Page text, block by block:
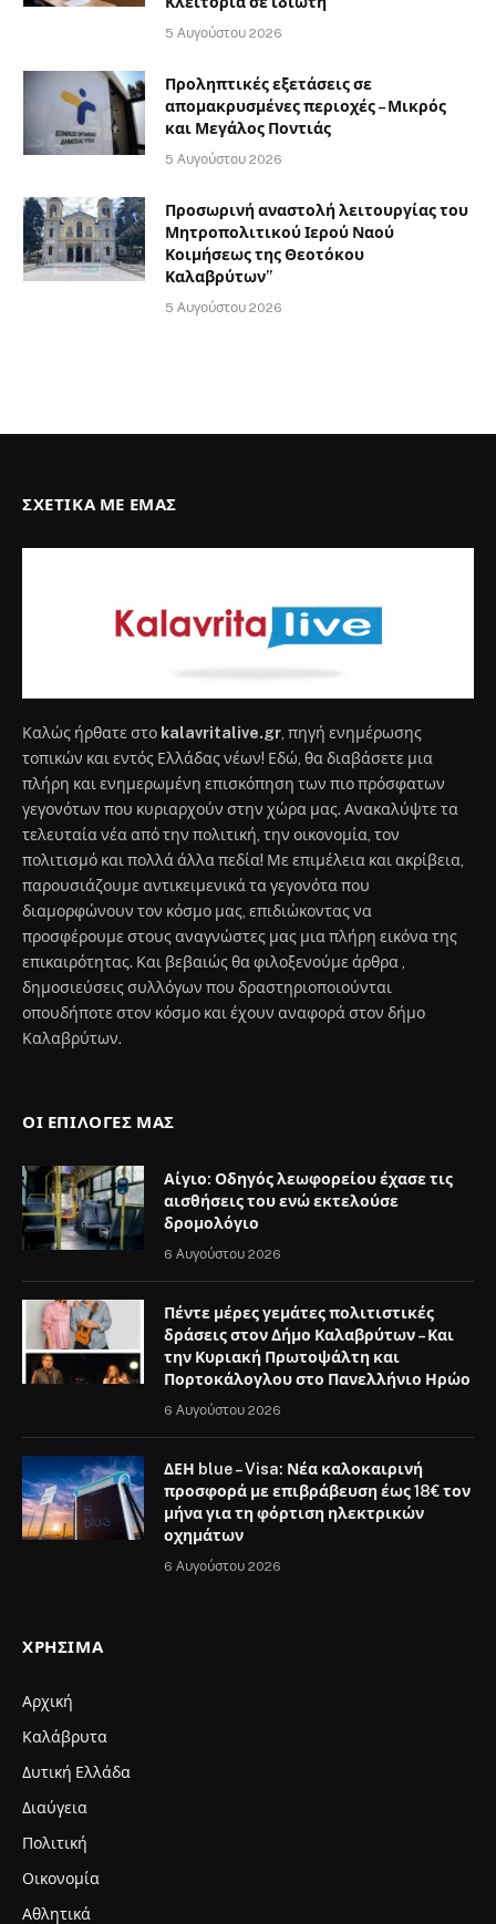
5 Αυγούστου 2026
Προληπτικές εξετάσεις σε
απομακρυσμένες περιοχές – Μικρός
και Μεγάλος Ποντιάς
5 Αυγούστου 2026
Προσωρινή αναστολή λειτουργίας του
Μητροπολιτικού Ιερού Ναού
Κοιμήσεως της Θεοτόκου
Καλαβρύτων”
5 Αυγούστου 2026
ΣΧΕΤΙΚΆ ΜΕ ΕΜΆΣ
Καλώς ήρθατε στο kalavritalive.gr , πηγή ενημέρωσης
τοπικών και εντός Ελλάδας νέων! Εδώ, θα διαβάσετε μια
πλήρη και ενημερωμένη επισκόπηση των πιο πρόσφατων
γεγονότων που κυριαρχούν στην χώρα μας. Ανακαλύψτε τα
τελευταία νέα από την πολιτική, την οικονομία, τον
πολιτισμό και πολλά άλλα πεδία! Με επιμέλεια και ακρίβεια,
παρουσιάζουμε αντικειμενικά τα γεγονότα που
διαμορφώνουν τον κόσμο μας, επιδιώκοντας να
προσφέρουμε στους αναγνώστες μας μια πλήρη εικόνα της
επικαιρότητας. Και βεβαιώς θα φιλοξενούμε άρθρα ,
δημοσιεύσεις συλλόγων που δραστηριοποιούνται
οπουδήποτε στον κόσμο και έχουν αναφορά στον δήμο
Καλαβρύτων.
ΟΙ ΕΠΙΛΟΓΈΣ ΜΑΣ
Αίγιο: Οδηγός λεωφορείου έχασε τις
αισθήσεις του ενώ εκτελούσε
δρομολόγιο
6 Αυγούστου 2026
Πέντε μέρες γεμάτες πολιτιστικές
δράσεις στον Δήμο Καλαβρύτων – Και
την Κυριακή Πρωτοψάλτη και
Πορτοκάλογλου στο Πανελλήνιο Ηρώο
6 Αυγούστου 2026
ΔΕΗ blue – Visa: Νέα καλοκαιρινή
προσφορά με επιβράβευση έως 18€ τον
μήνα για τη φόρτιση ηλεκτρικών
οχημάτων
6 Αυγούστου 2026
ΧΡΉΣΙΜΑ
Αρχική
Καλάβρυτα
Δυτική Ελλάδα
Διαύγεια
Πολιτική
Οικονομία
Αθλητικά